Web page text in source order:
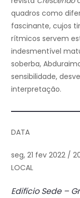
quadros como
fascinante, cujos
rítmicos servem
indesmentível
soberba,
sensibilidade,
interpretação.
DATA
seg, 21 fev 2022 /
LOCAL
Edifício Sede –